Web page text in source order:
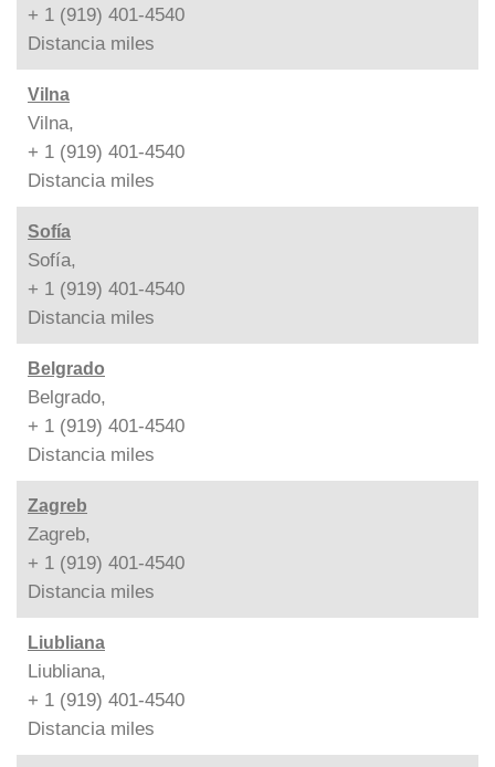
+ 1 (919) 401-4540
Distancia miles
Vilna
Vilna,
+ 1 (919) 401-4540
Distancia miles
Sofía
Sofía,
+ 1 (919) 401-4540
Distancia miles
Belgrado
Belgrado,
+ 1 (919) 401-4540
Distancia miles
Zagreb
Zagreb,
+ 1 (919) 401-4540
Distancia miles
Liubliana
Liubliana,
+ 1 (919) 401-4540
Distancia miles